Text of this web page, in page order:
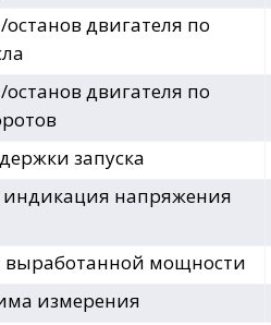
двигателя по
двигателя по
запуска
индикация напряжения
мощности
измерения